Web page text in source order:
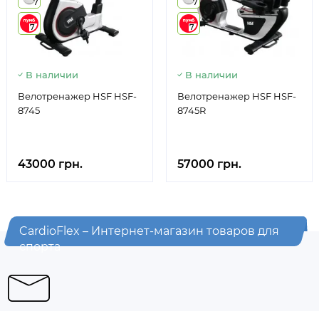
7
7
В наличии
Велотренажер HSF HSF-
8745
43000 грн.
7
7
В наличии
Велотренажер HSF HSF-
8745R
57000 грн.
CardioFlex – Интернет-магазин товаров для
спорта